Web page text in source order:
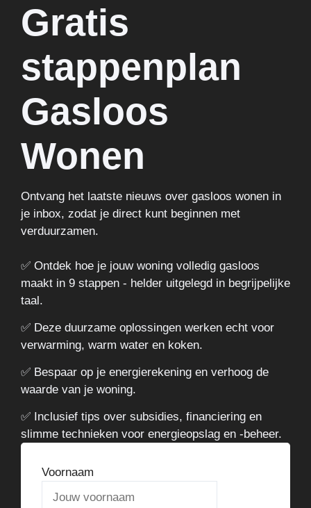
Gratis
stappenplan
Gasloos
Wonen
Ontvang het laatste nieuws over gasloos wonen in
je inbox, zodat je direct kunt beginnen met
verduurzamen.
✅ Ontdek hoe je jouw woning volledig gasloos
maakt in 9 stappen - helder uitgelegd in begrijpelijke
taal.
✅ Deze duurzame oplossingen werken echt voor
verwarming, warm water en koken.
✅ Bespaar op je energierekening en verhoog de
waarde van je woning.
✅ Inclusief tips over subsidies, financiering en
slimme technieken voor energieopslag en -beheer.
Voornaam